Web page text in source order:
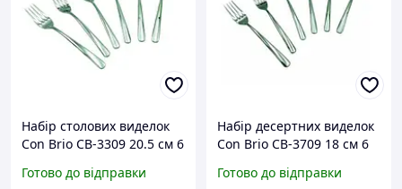
Набір столових виделок
Сon Brio СB-3309 20.5 см 6
Готово до відправки
Набір десертних виделок
Сon Brio СB-3709 18 см 6
Готово до відправки